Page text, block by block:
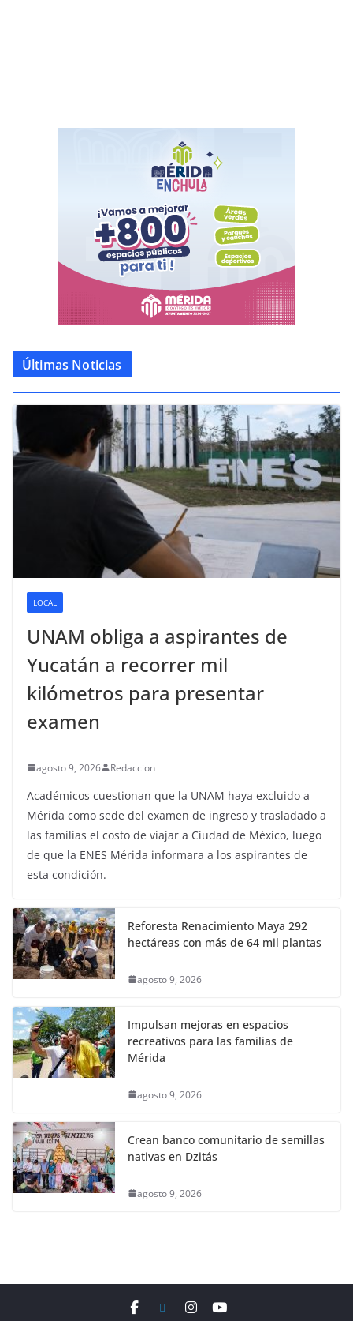
Últimas Noticias
LOCAL
UNAM obliga a aspirantes de
Yucatán a recorrer mil
kilómetros para presentar
examen
agosto 9, 2026 Redaccion
Académicos cuestionan que la UNAM haya excluido a
Mérida como sede del examen de ingreso y trasladado a
las familias el costo de viajar a Ciudad de México, luego
de que la ENES Mérida informara a los aspirantes de
esta condición.
Reforesta Renacimiento Maya 292
hectáreas con más de 64 mil plantas
agosto 9, 2026
Impulsan mejoras en espacios
recreativos para las familias de
Mérida
agosto 9, 2026
Crean banco comunitario de semillas
nativas en Dzitás
agosto 9, 2026